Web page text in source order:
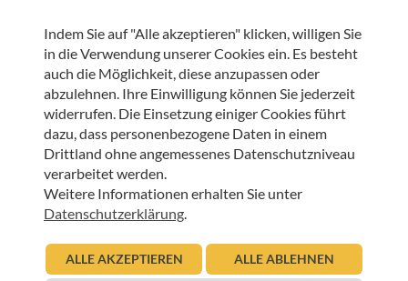
Beitrag lesen
Gedanken – Bücher
Indem Sie auf "Alle akzeptieren" klicken, willigen Sie
in die Verwendung unserer Cookies ein. Es besteht
auch die Möglichkeit, diese anzupassen oder
abzulehnen. Ihre Einwilligung können Sie jederzeit
widerrufen. Die Einsetzung einiger Cookies führt
dazu, dass personenbezogene Daten in einem
Drittland ohne angemessenes Datenschutzniveau
verarbeitet werden.
Weitere Informationen erhalten Sie unter
Datenschutzerklärung.
ALLE AKZEPTIEREN ALLE ABLEHNEN